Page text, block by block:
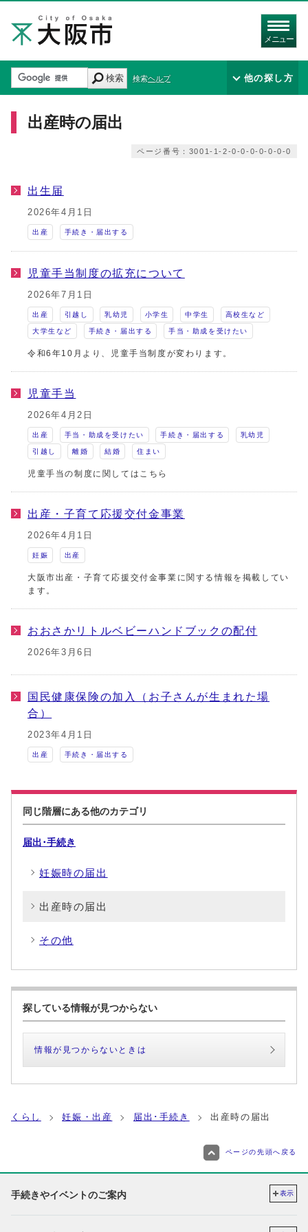
メニュー
検索 検索ヘルプ 他の探し方
出産時の届出
ページ番号：3001-1-2-0-0-0-0-0-0-0
出生届
2026年4月1日
出産 手続き・届出する
児童手当制度の拡充について
2026年7月1日
出産 引越し 乳幼児 小学生 中学生 高校生など
大学生など 手続き・届出する 手当・助成を受けたい
令和6年10月より、児童手当制度が変わります。
児童手当
2026年4月2日
出産 手当・助成を受けたい 手続き・届出する 乳幼児
引越し 離婚 結婚 住まい
児童手当の制度に関してはこちら
出産・子育て応援交付金事業
2026年4月1日
妊娠 出産
大阪市出産・子育て応援交付金事業に関する情報を掲載してい
ます。
おおさかリトルベビーハンドブックの配付
2026年3月6日
国民健康保険の加入（お子さんが生まれた場
合）
2023年4月1日
出産 手続き・届出する
同じ階層にある他のカテゴリ
届出･手続き
妊娠時の届出
出産時の届出
その他
探している情報が見つからない
情報が見つからないときは
くらし 妊娠・出産 届出･手続き 出産時の届出
ページの先頭へ戻る
手続きやイベントのご案内 表示